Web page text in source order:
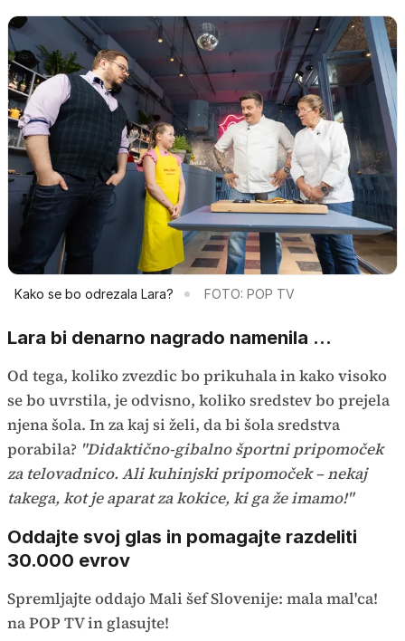
Kako se bo odrezala Lara? FOTO: POP TV
Lara bi denarno nagrado namenila ...
Od tega, koliko zvezdic bo prikuhala in kako visoko
se bo uvrstila, je odvisno, koliko sredstev bo prejela
njena šola. In za kaj si želi, da bi šola sredstva
porabila? "Didaktično-gibalno športni pripomoček
za telovadnico. Ali kuhinjski pripomoček – nekaj
takega, kot je aparat za kokice, ki ga že imamo!"
Oddajte svoj glas in pomagajte razdeliti
30.000 evrov
Spremljajte oddajo Mali šef Slovenije: mala mal'ca!
na POP TV in glasujte!